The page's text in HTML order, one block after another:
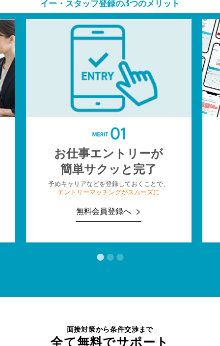
イー・スタッフ登録の つのメリット
お仕事エントリーが
簡単サクッと完了
予めキャリアなどを登録しておくことで、
エントリーマッチングがスムーズに
無料会員登録へ
面接対策から条件交渉まで
全て無料でサポート